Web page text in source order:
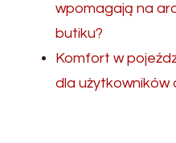
wpomagają na
butiku?
Komfort w
dla użytkowników